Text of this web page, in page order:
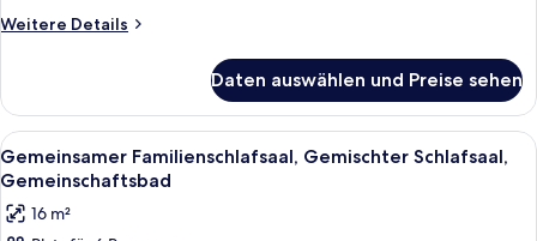
Mixed
Weitere Details
Weitere
in
6
Double
Bed
Dormitory
Daten auswählen und Preise sehen
Alle
Fotos
für
Gemeinsamer
Ein Schlafsaalzimmer mit
7
Gemeinsamer Familienschlafsaal, Gemischter Schlafsaal,
Gemeinschaftsbad
16 m²